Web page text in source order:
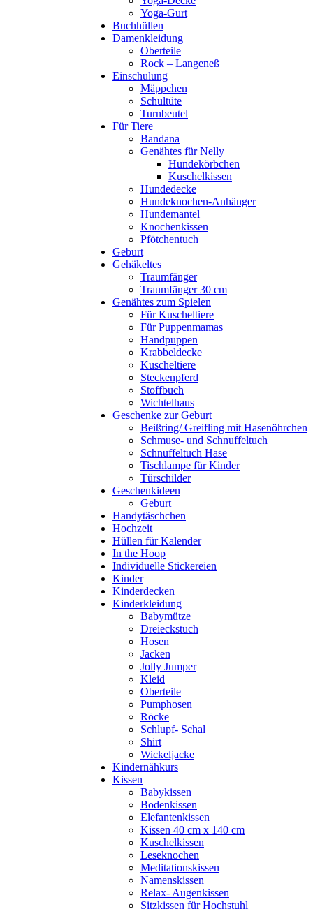
Yoga-Gurt
Buchhüllen
Damenkleidung
Oberteile
Rock – Langeneß
Einschulung
Mäppchen
Schultüte
Turnbeutel
Für Tiere
Bandana
Genähtes für Nelly
Hundekörbchen
Kuschelkissen
Hundedecke
Hundeknochen-Anhänger
Hundemantel
Knochenkissen
Pfötchentuch
Geburt
Gehäkeltes
Traumfänger
Traumfänger 30 cm
Genähtes zum Spielen
Für Kuscheltiere
Für Puppenmamas
Handpuppen
Krabbeldecke
Kuscheltiere
Steckenpferd
Stoffbuch
Wichtelhaus
Geschenke zur Geburt
Beißring/ Greifling mit Hasenöhrchen
Schmuse- und Schnuffeltuch
Schnuffeltuch Hase
Tischlampe für Kinder
Türschilder
Geschenkideen
Geburt
Handytäschchen
Hochzeit
Hüllen für Kalender
In the Hoop
Individuelle Stickereien
Kinder
Kinderdecken
Kinderkleidung
Babymütze
Dreieckstuch
Hosen
Jacken
Jolly Jumper
Kleid
Oberteile
Pumphosen
Röcke
Schlupf- Schal
Shirt
Wickeljacke
Kindernähkurs
Kissen
Babykissen
Bodenkissen
Elefantenkissen
Kissen 40 cm x 140 cm
Kuschelkissen
Leseknochen
Meditationskissen
Namenskissen
Relax- Augenkissen
Sitzkissen für Hochstuhl